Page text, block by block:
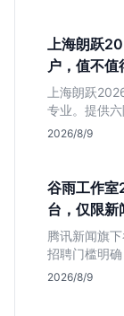
上海朗跃
户，值不值
上海朗跃
专业。提供
模式稳定性
2026/8/9
谷雨工作
台，仅限新
腾讯新闻旗
招聘门槛明
耕非虚构写
2026/8/9